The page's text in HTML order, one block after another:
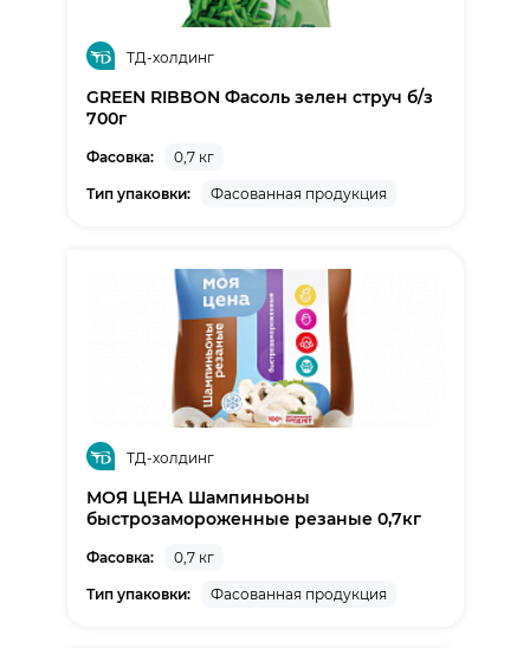
ТД-холдинг
GREEN RIBBON Фасоль зелен струч б/з
700г
Фасовка:
0,7 кг
Тип упаковки:
Фасованная продукция
ТД-холдинг
МОЯ ЦЕНА Шампиньоны
быстрозамороженные резаные 0,7кг
Фасовка:
0,7 кг
Тип упаковки:
Фасованная продукция